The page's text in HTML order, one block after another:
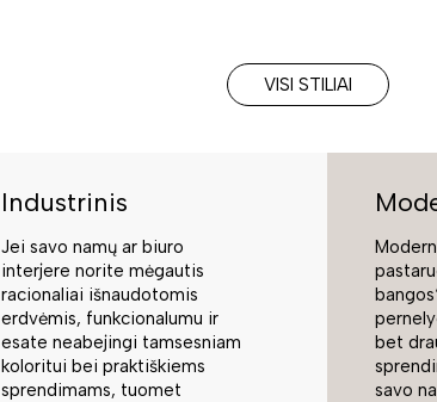
VISI STILIAI
Industrinis
Jei savo namų ar biuro
interjere norite mėgautis
racionaliai išnaudotomis
erdvėmis, funkcionalumu ir
esate neabejingi tamsesniam
koloritui bei praktiškiems
sprendimams, tuomet
bet
savo